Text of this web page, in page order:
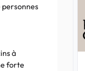
personnes
à
forte